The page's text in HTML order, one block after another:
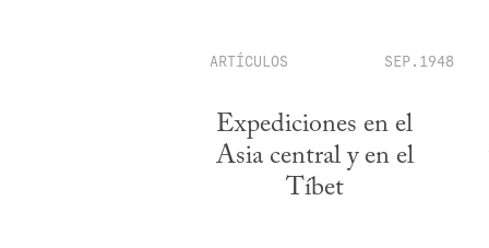
ARTÍCULOS SEP.1948
Expediciones en el
Asia central y en el
Tíbet